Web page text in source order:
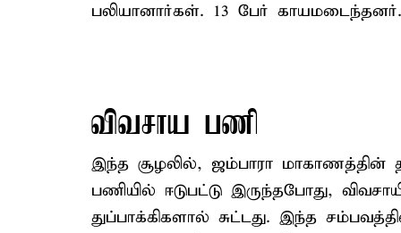
பலியானார்கள். 13 பேர் காயமடைந்தனர்.
விவசாய பணி
இந்த சூழலில், ஜம்பாரா மாகாணத்தின்
பணியில் ஈடுபட்டு இருந்தபோது,
துப்பாக்கிகளால் சுட்டது. இந்த